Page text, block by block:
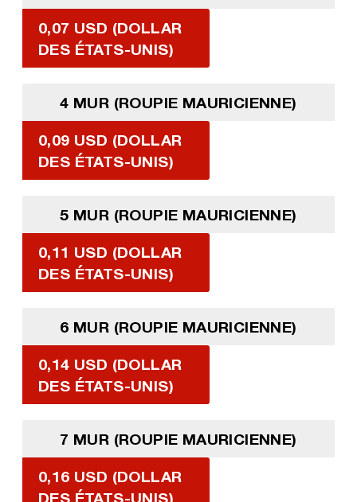
0,07 USD (DOLLAR
DES ÉTATS-UNIS)
4 MUR (ROUPIE MAURICIENNE)
0,09 USD (DOLLAR
DES ÉTATS-UNIS)
5 MUR (ROUPIE MAURICIENNE)
0,11 USD (DOLLAR
DES ÉTATS-UNIS)
6 MUR (ROUPIE MAURICIENNE)
0,14 USD (DOLLAR
DES ÉTATS-UNIS)
7 MUR (ROUPIE MAURICIENNE)
0,16 USD (DOLLAR
DES ÉTATS-UNIS)